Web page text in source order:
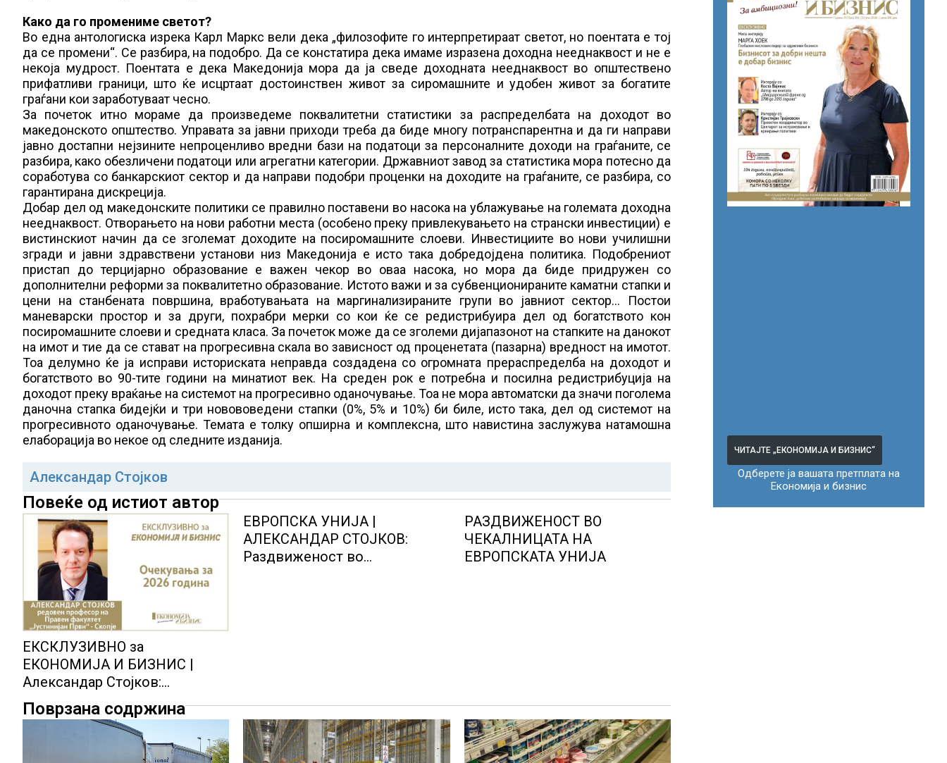
Како да го промениме светот?
Во една антологиска изрека Карл Маркс вели дека „филозофите го интерпретираат светот, но поентата е тој
да се промени“. Се разбира, на подобро. Да се констатира дека имаме изразена доходна нееднаквост и не е
некоја мудрост. Поентата е дека Македонија мора да ја сведе доходната нееднаквост во општествено
прифатливи граници, што ќе исцртаат достоинствен живот за сиромашните и удобен живот за богатите
граѓани кои заработуваат чесно.
За почеток итно мораме да произведеме поквалитетни статистики за распределбата на доходот во
македонското општество. Управата за јавни приходи треба да биде многу потранспарентна и да ги направи
јавно достапни нејзините непроценливо вредни бази на податоци за персоналните доходи на граѓаните, се
разбира, како обезличени податоци или агрегатни категории. Државниот завод за статистика мора потесно да
соработува со банкарскиот сектор и да направи подобри проценки на доходите на граѓаните, се разбира, со
гарантирана дискреција.
Добар дел од македонските политики се правилно поставени во насока на ублажување на големата доходна
нееднаквост. Отворањето на нови работни места (особено преку привлекувањето на странски инвестиции) е
вистинскиот начин да се зголемат доходите на посиромашните слоеви. Инвестициите во нови училишни
згради и јавни здравствени установи низ Македонија е исто така добредојдена политика. Подобрениот
пристап до терцијарно образование е важен чекор во оваа насока, но мора да биде придружен со
дополнителни реформи за поквалитетно образование. Истото важи и за субвенционираните каматни стапки и
цени на станбената површина, вработувањата на маргинализираните групи во јавниот сектор… Постои
маневарски простор и за други, похрабри мерки со кои ќе се редистрибуира дел од богатството кон
посиромашните слоеви и средната класа. За почеток може да се зголеми дијапазонот на стапките на данокот
на имот и тие да се стават на прогресивна скала во зависност од проценетата (пазарна) вредност на имотот.
Тоа делумно ќе ја исправи историската неправда создадена со огромната прераспределба на доходот и
богатството во 90-тите години на минатиот век. На среден рок е потребна и посилна редистрибуција на
доходот преку враќање на системот на прогресивно оданочување. Тоа не мора автоматски да значи поголема
даночна стапка бидејќи и три новововедени стапки (0%, 5% и 10%) би биле, исто така, дел од системот на
прогресивното оданочување. Темата е толку опширна и комплексна, што навистина заслужува натамошна
елаборација во некое од следните изданија.
Александар Стојков
Повеќе од истиот автор
ЕКСКЛУЗИВНО за
ЕКОНОМИЈА И БИЗНИС |
Александар Стојков:
Очекувања за 2026 година
ЕВРОПСКА УНИЈА |
АЛЕКСАНДАР СТОЈКОВ:
Раздвиженост во
РАЗДВИЖЕНОСТ ВО
ЧЕКАЛНИЦАТА НА
ЕВРОПСКАТА УНИЈА
Поврзана содржина
ЧИТАЈТЕ „ЕКОНОМИЈА И БИЗНИС“
Одберете ја вашата претплата на
Економија и бизнис